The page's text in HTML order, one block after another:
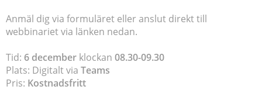
Anmäl dig via formuläret eller anslut direkt till
webbinariet via länken nedan.
Tid: 6 december klockan 08.30-09.30
Plats: Digitalt via Teams
Pris: Kostnadsfritt